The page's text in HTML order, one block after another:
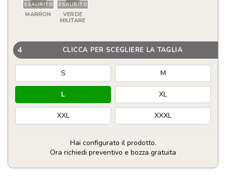
ESAURITO
MARRON
ESAURITO
VERDE
MILITARE
4 CLICCA PER SCEGLIERE LA TAGLIA
S M
L XL
XXL XXXL
Hai configurato il prodotto.
Ora richiedi preventivo e bozza gratuita
Smanicato